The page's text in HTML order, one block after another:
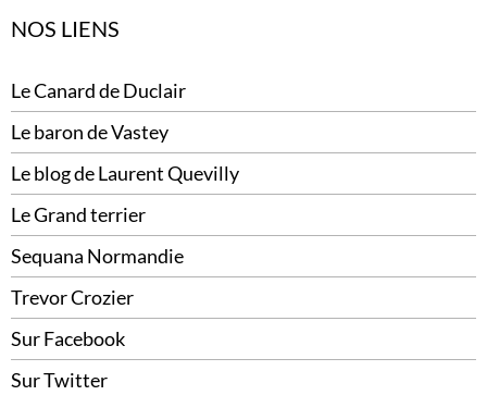
NOS LIENS
Le Canard de Duclair
Le baron de Vastey
Le blog de Laurent Quevilly
Le Grand terrier
Sequana Normandie
Trevor Crozier
Sur Facebook
Sur Twitter